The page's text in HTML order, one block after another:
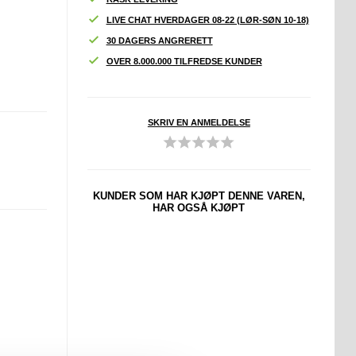
LIVE CHAT HVERDAGER 08-22 (LØR-SØN 10-18)
30 DAGERS ANGRERETT
OVER 8.000.000 TILFREDSE KUNDER
SKRIV EN ANMELDELSE
KUNDER SOM HAR KJØPT DENNE VAREN,
HAR OGSÅ KJØPT